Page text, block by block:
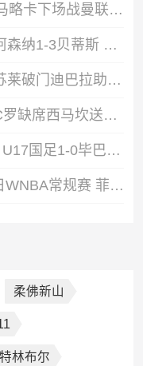
2026年08月06日 巴黎0-3马略卡下场战曼联 巴黎全场控球近6成+8射3正未果
2026年08月06日 友谊赛-阿森纳1-3贝蒂斯 因卡皮耶破门难救主 福纳尔斯1射2传
2026年08月05日 友谊赛-苏莱破门迪巴拉助攻 罗马4-1纽波特郡
2026年08月05日 友谊赛-C罗缺席西马坎送点 胜利0-2不敌阿尔梅里亚
2026年08月04日 两连胜！U17国足1-0毕巴U17 程晟涵连场头球破门制胜赵松源中楣
2026年08月04日 08月04日WNBA常规赛 菲尼克斯水星106-101芝加哥天空 全场集锦
柔佛新山
特林布尔